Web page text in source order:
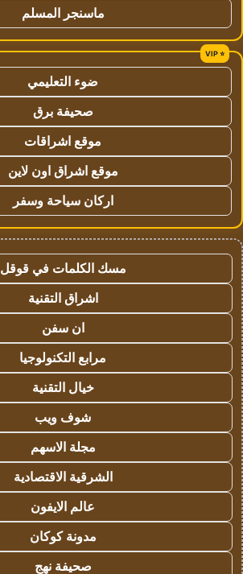
ماسنجر المسلم
ضوء التعليمي
صحيفة برق
موقع اشراقات
موقع اشراق اون لاين
اركان سياحة وسفر
مسك الكلمات في قوقل
اشراق التقنية
ان سفن
مرابع التكنولوجيا
خيال التقنية
شوف ويب
مجلة الاسهم
الشرقية الاقتصادية
عالم الايفون
مدونة كوكان
صحيفة نهج